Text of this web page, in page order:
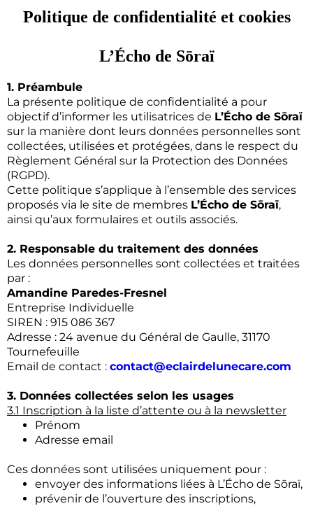
Politique de confidentialité et cookies
L’Écho de Sōraï
1. Préambule
La présente politique de confidentialité a pour
objectif d’informer les utilisatrices de L’Écho de Sōraï
sur la manière dont leurs données personnelles sont
collectées, utilisées et protégées, dans le respect du
Règlement Général sur la Protection des Données
(RGPD).
Cette politique s’applique à l’ensemble des services
proposés via le site de membres L’Écho de Sōraï,
ainsi qu’aux formulaires et outils associés.
2. Responsable du traitement des données
Les données personnelles sont collectées et traitées
par :
Amandine Paredes-Fresnel
Entreprise Individuelle
SIREN : 915 086 367
Adresse : 24 avenue du Général de Gaulle, 31170
Tournefeuille
Email de contact : contact@eclairdelunecare.com
3. Données collectées selon les usages
3.1 Inscription à la liste d’attente ou à la newsletter
Prénom
Adresse email
Ces données sont utilisées uniquement pour :
envoyer des informations liées à L’Écho de Sōraï,
prévenir de l’ouverture des inscriptions,